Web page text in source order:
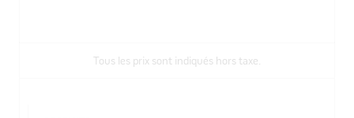
Tous les prix sont indiqués hors taxe.